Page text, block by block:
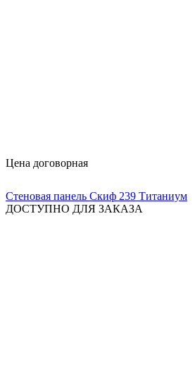
Цена договорная
Стеновая панель Скиф 239 Титаниум
ДОСТУПНО ДЛЯ ЗАКАЗА